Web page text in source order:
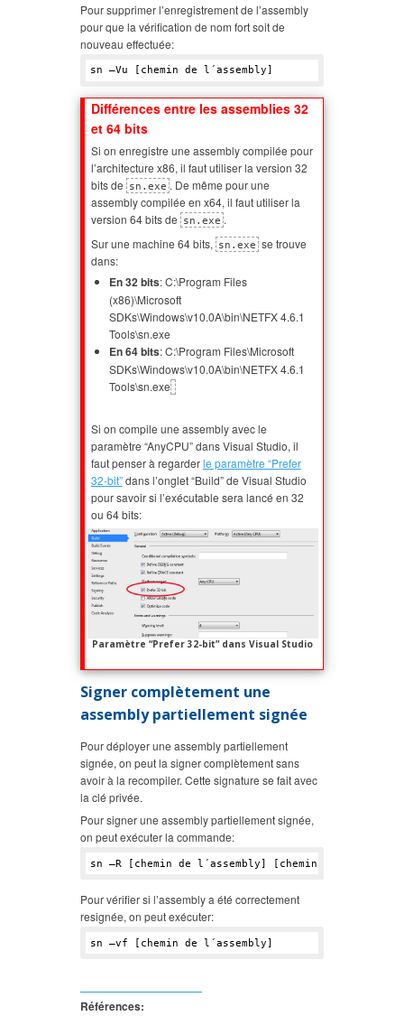
Pour supprimer l’enregistrement de l’assembly
pour que la vérification de nom fort soit de
nouveau effectuée:
Différences entre les assemblies 32
et 64 bits
Si on enregistre une assembly compilée pour
l’architecture x86, il faut utiliser la version 32
bits de
sn.exe . De même pour une
assembly compilée en x64, il faut utiliser la
version 64 bits de
sn.exe .
Sur une machine 64 bits,
sn.exe se trouve
dans:
En 32 bits: C:\Program Files
(x86)\Microsoft
SDKs\Windows\v10.0A\bin\NETFX 4.6.1
Tools\sn.exe
En 64 bits: C:\Program Files\Microsoft
SDKs\Windows\v10.0A\bin\NETFX 4.6.1
Tools\sn.exe
Si on compile une assembly avec le
paramètre “AnyCPU” dans Visual Studio, il
faut penser à regarderle paramètre “Prefer
32-bit”dans l’onglet “Build” de Visual Studio
pour savoir si l’exécutable sera lancé en 32
ou 64 bits:
Paramètre “Prefer 32-bit” dans Visual Studio
Signer complètement une
assembly partiellement signée
Pour déployer une assembly partiellement
signée, on peut la signer complètement sans
avoir à la recompiler. Cette signature se fait avec
la clé privée.
Pour signer une assembly partiellement signée,
on peut exécuter la commande:
Pour vérifier si l’assembly a été correctement
resignée, on peut exécuter:
Références: